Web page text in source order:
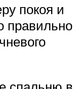
покоя и
правильно